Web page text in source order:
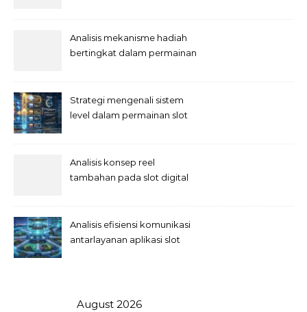
Analisis mekanisme hadiah
bertingkat dalam permainan
Strategi mengenali sistem
level dalam permainan slot
Analisis konsep reel
tambahan pada slot digital
Analisis efisiensi komunikasi
antarlayanan aplikasi slot
August 2026